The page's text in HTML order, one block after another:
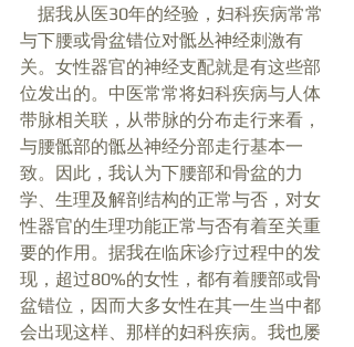
与下腰或骨盆错位对骶丛神经刺激有
关。女性器官的神经支配就是有这些部
位发出的。中医常常将妇科疾病与人体
带脉相关联，从带脉的分布走行来看，
与腰骶部的骶丛神经分部走行基本一
致。因此，我认为下腰部和骨盆的力
学、生理及解剖结构的正常与否，对女
性器官的生理功能正常与否有着至关重
要的作用。据我在临床诊疗过程中的发
现，超过80%的女性，都有着腰部或骨
盆错位，因而大多女性在其一生当中都
会出现这样、那样的妇科疾病。我也屡